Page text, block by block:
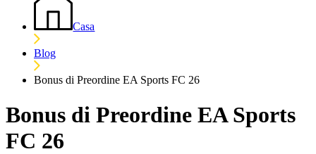
Casa
Blog
Bonus di Preordine EA Sports FC 26
Bonus di Preordine EA Sports
FC 26